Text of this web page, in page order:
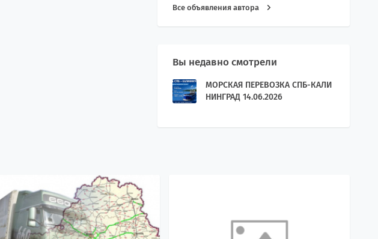
Все объявления автора
Вы недавно смотрели
МОРСКАЯ ПЕРЕВОЗКА СПБ-КАЛИ
НИНГРАД 14.06.2026